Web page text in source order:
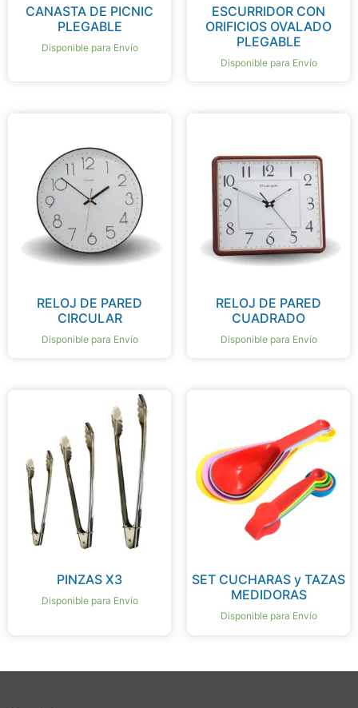
CANASTA DE PICNIC
PLEGABLE
Disponible para Envío
ESCURRIDOR CON
ORIFICIOS OVALADO
PLEGABLE
Disponible para Envío
RELOJ DE PARED
CIRCULAR
Disponible para Envío
RELOJ DE PARED
CUADRADO
Disponible para Envío
PINZAS X3
Disponible para Envío
SET CUCHARAS y TAZAS
MEDIDORAS
Disponible para Envío